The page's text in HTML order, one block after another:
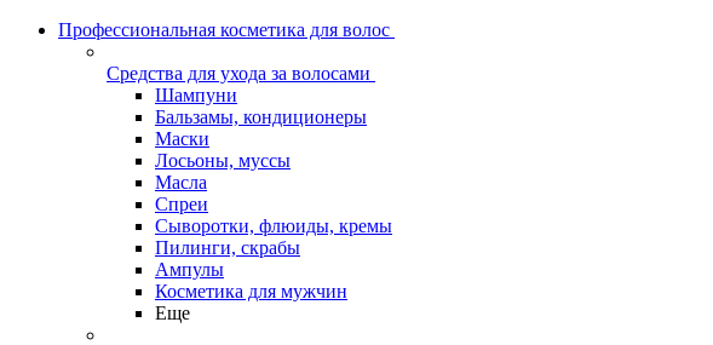
Профессиональная косметика для волос
Средства для ухода за волосами
Шампуни
Бальзамы, кондиционеры
Маски
Лосьоны, муссы
Масла
Спреи
Сыворотки, флюиды, кремы
Пилинги, скрабы
Ампулы
Косметика для мужчин
Еще